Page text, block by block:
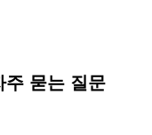
주 묻는 질문